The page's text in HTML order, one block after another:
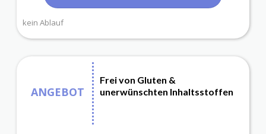
kein Ablauf
ANGEBOT
Frei von Gluten &
unerwünschten Inhaltsstoffen